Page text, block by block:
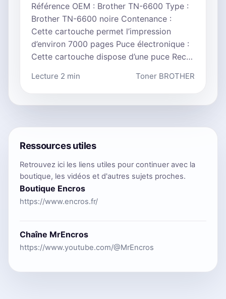
Référence OEM : Brother TN-6600 Type :
Brother TN-6600 noire Contenance :
Cette cartouche permet l’impression
d’environ 7000 pages Puce électronique :
Cette cartouche dispose d’une puce Rec…
Lecture 2 min Toner BROTHER
Ressources utiles
Retrouvez ici les liens utiles pour continuer avec la
boutique, les vidéos et d'autres sujets proches.
Boutique Encros
https://www.encros.fr/
Chaîne MrEncros
https://www.youtube.com/@MrEncros